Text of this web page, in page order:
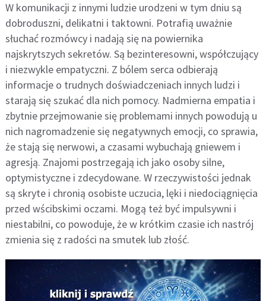
W komunikacji z innymi ludzie urodzeni w tym dniu są
dobroduszni, delikatni i taktowni. Potrafią uważnie
słuchać rozmówcy i nadają się na powiernika
najskrytszych sekretów. Są bezinteresowni, współczujący
i niezwykle empatyczni. Z bólem serca odbierają
informacje o trudnych doświadczeniach innych ludzi i
starają się szukać dla nich pomocy. Nadmierna empatia i
zbytnie przejmowanie się problemami innych powodują u
nich nagromadzenie się negatywnych emocji, co sprawia,
że stają się nerwowi, a czasami wybuchają gniewem i
agresją. Znajomi postrzegają ich jako osoby silne,
optymistyczne i zdecydowane. W rzeczywistości jednak
są skryte i chronią osobiste uczucia, lęki i niedociągnięcia
przed wścibskimi oczami. Mogą też być impulsywni i
niestabilni, co powoduje, że w krótkim czasie ich nastrój
zmienia się z radości na smutek lub złość.